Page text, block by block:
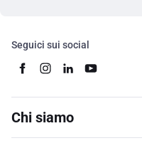
Seguici sui social
Chi siamo